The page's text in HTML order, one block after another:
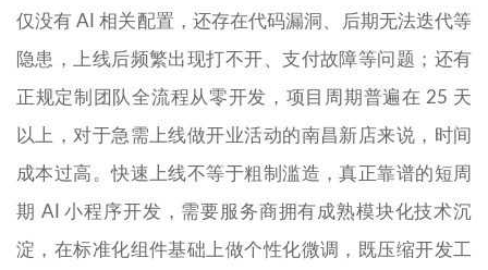
仅没有 AI 相关配置，还存在代码漏洞、后期无法迭代等
隐患，上线后频繁出现打不开、支付故障等问题；还有
正规定制团队全流程从零开发，项目周期普遍在 25 天
以上，对于急需上线做开业活动的南昌新店来说，时间
成本过高。快速上线不等于粗制滥造，真正靠谱的短周
期 AI 小程序开发，需要服务商拥有成熟模块化技术沉
淀，在标准化组件基础上做个性化微调，既压缩开发工